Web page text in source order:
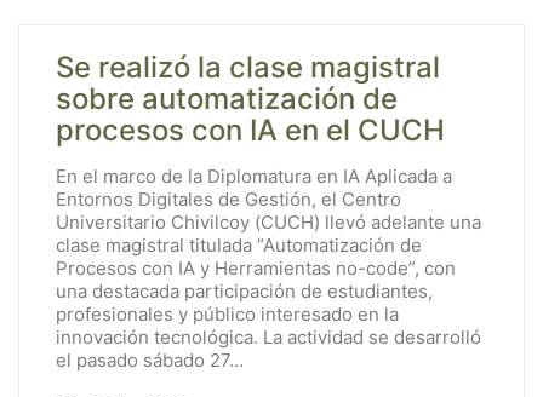
Se realizó la clase magistral
sobre automatización de
procesos con IA en el CUCH
En el marco de la Diplomatura en IA Aplicada a
Entornos Digitales de Gestión, el Centro
Universitario Chivilcoy (CUCH) llevó adelante una
clase magistral titulada “Automatización de
Procesos con IA y Herramientas no-code”, con
una destacada participación de estudiantes,
profesionales y público interesado en la
innovación tecnológica. La actividad se desarrolló
el pasado sábado 27…